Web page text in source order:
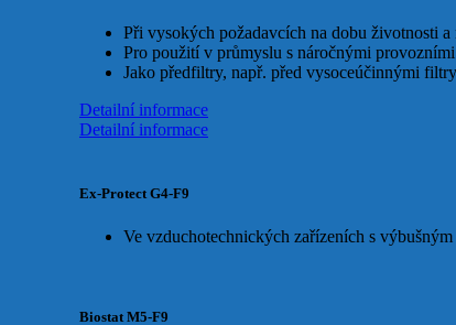
Při vysokých požadavcích na dobu životnosti
Pro použití v průmyslu s náročnými
Jako předfiltry, např. před vysoceúčinnými
Detailní informace
Detailní informace
Ex-Protect G4-F9
Ve vzduchotechnických zařízeních s
Biostat M5-F9